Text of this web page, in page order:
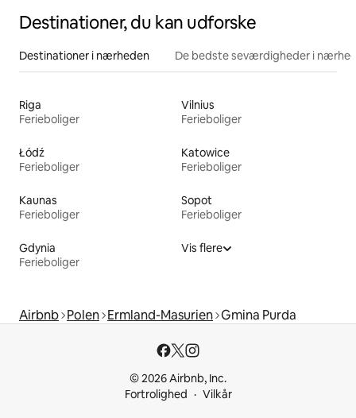
Destinationer, du kan udforske
Destinationer i nærheden De bedste seværdigheder i
Riga
Ferieboliger
Vilnius
Ferieboliger
Łódź
Ferieboliger
Katowice
Ferieboliger
Kaunas
Ferieboliger
Sopot
Ferieboliger
Gdynia
Ferieboliger
Vis flere
Airbnb Polen Ermland-Masurien Gmina Purda
© 2026 Airbnb, Inc.
Fortrolighed
Vilkår